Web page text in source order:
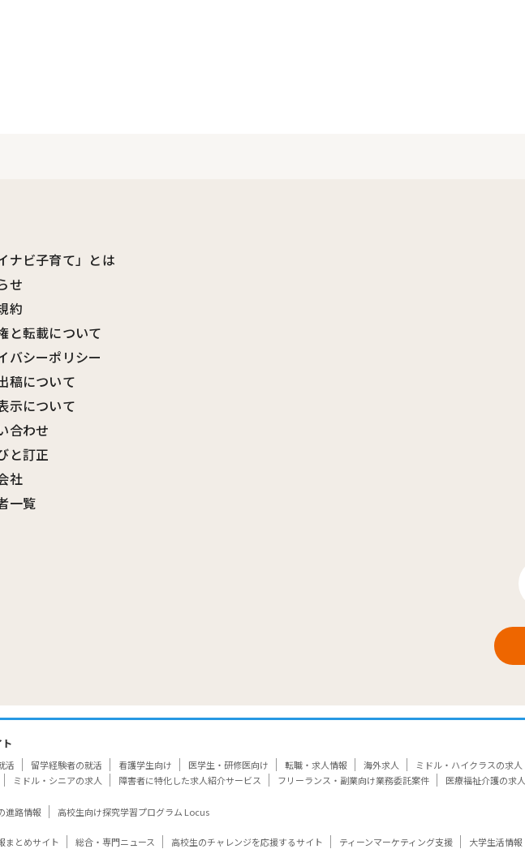
ナビ子育て」とは
せ
約
と転載について
バシーポリシー
稿について
示について
合わせ
と訂正
社
一覧
活 留学経験者の就活 看護学生向け 医学生・研修医向け 転職・求人情報 海外求人 ミドル・ハイクラスの求人
ミドル・シニアの求人 障害者に特化した求人紹介サービス フリーランス・副業向け業務委託案件 医療福祉介護の求人
進路情報 高校生向け探究学習プログラム Locus
まとめサイト 総合・専門ニュース 高校生のチャレンジを応援するサイト ティーンマーケティング支援 大学生活情報